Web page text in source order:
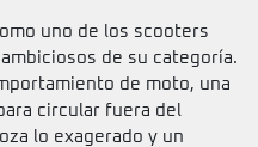
uno de los scooters
de su categoría.
de moto, una
circular fuera del
lo exagerado y un